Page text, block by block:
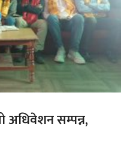
अधिवेशन सम्पन्न,